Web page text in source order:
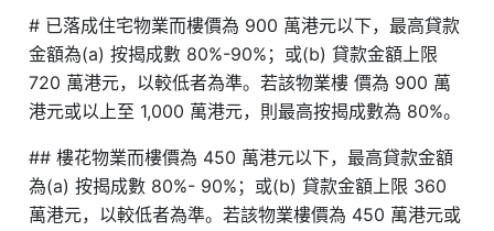
# 已落成住宅物業而樓價為 900 萬港元以下，最高貸款
金額為(a) 按揭成數 80%-90%；或(b) 貸款金額上限
720 萬港元，以較低者為準。若該物業樓 價為 900 萬
港元或以上至 1,000 萬港元，則最高按揭成數為 80%。
## 樓花物業而樓價為 450 萬港元以下，最高貸款金額
為(a) 按揭成數 80%- 90%；或(b) 貸款金額上限 360
萬港元，以較低者為準。若該物業樓價為 450 萬港元或